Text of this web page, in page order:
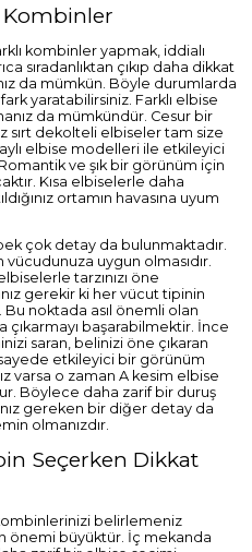
Kombinler
kombinler yapmak, iddialı
sıradanlıktan çıkıp daha dikkat
da mümkün. Böyle durumlarda
yaratabilirsiniz. Farklı elbise
da mümkündür. Cesur bir
sırt dekolteli elbiseler tam size
elbise modelleri ile etkileyici
ve şık bir görünüm için
Kısa elbiselerle daha
ortamın havasına uyum
çok detay da bulunmaktadır.
uygun olmasıdır.
tarzınızı öne
gerekir ki her vücut tipinin
noktada asıl önemli olan
başarabilmektir. İnce
saran, belinizi öne çıkaran
etkileyici bir görünüm
varsa o zaman A kesim elbise
Böylece daha zarif bir duruş
gereken bir diğer detay da
olmanızdır.
Seçerken Dikkat
belirlemeniz
önemi büyüktür. İç mekanda